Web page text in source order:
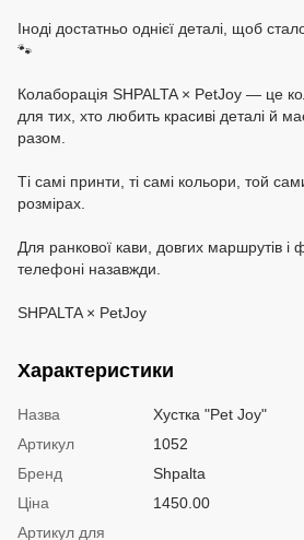
Іноді достатньо однієї деталі, щоб
🐾
Колаборація SHPALTA × PetJoy — це
для тих, хто любить красиві деталі й
разом.
Ті самі принти, ті самі кольори, той
розмірах.
Для ранкової кави, довгих маршрутів і
телефоні назавжди.
SHPALTA × PetJoy
Характеристики
Назва
Хустка "Pet Joy"
Артикул
1052
Бренд
Shpalta
Ціна
1450.00
Артикул для